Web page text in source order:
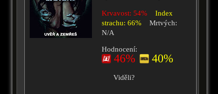
Krvavost: 54%
Index
strachu: 66%
Mrtvých:
N/A
Hodnocení:
46% 40%
Viděli?